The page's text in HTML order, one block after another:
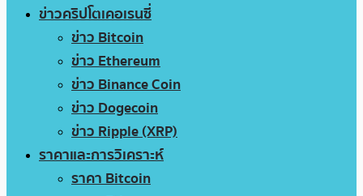
ข่าวคริปโตเคอเรนซี่
ข่าว Bitcoin
ข่าว Ethereum
ข่าว Binance Coin
ข่าว Dogecoin
ข่าว Ripple (XRP)
ราคาและการวิเคราะห์
ราคา Bitcoin